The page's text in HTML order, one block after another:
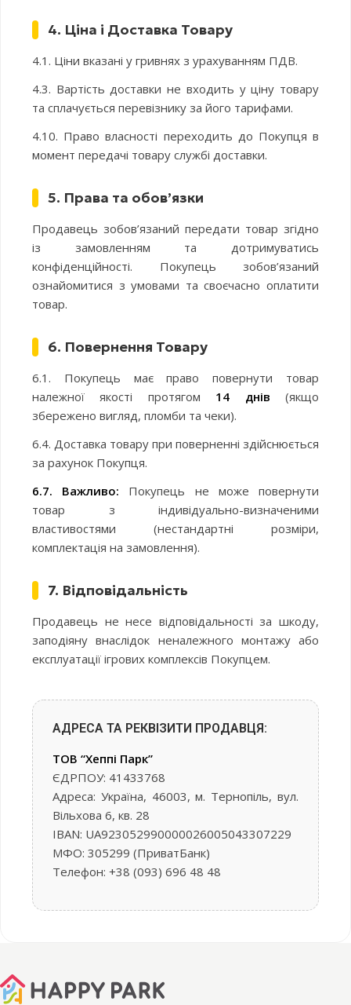
4. Ціна і Доставка Товару
4.1. Ціни вказані у гривнях з урахуванням ПДВ.
4.3. Вартість доставки не входить у ціну товару
та сплачується перевізнику за його тарифами.
4.10. Право власності переходить до Покупця в
момент передачі товару службі доставки.
5. Права та обов’язки
Продавець зобов’язаний передати товар згідно
із замовленням та дотримуватись
конфіденційності. Покупець зобов’язаний
ознайомитися з умовами та своєчасно оплатити
товар.
6. Повернення Товару
6.1. Покупець має право повернути товар
належної якості протягом 14 днів (якщо
збережено вигляд, пломби та чеки).
6.4. Доставка товару при поверненні здійснюється
за рахунок Покупця.
6.7. Важливо: Покупець не може повернути
товар з індивідуально-визначеними
властивостями (нестандартні розміри,
комплектація на замовлення).
7. Відповідальність
Продавець не несе відповідальності за шкоду,
заподіяну внаслідок неналежного монтажу або
експлуатації ігрових комплексів Покупцем.
АДРЕСА ТА РЕКВІЗИТИ ПРОДАВЦЯ:
ТОВ “Хеппі Парк”
ЄДРПОУ: 41433768
Адреса: Україна, 46003, м. Тернопіль, вул.
Вільхова 6, кв. 28
IBAN: UA923052990000026005043307229
МФО: 305299 (ПриватБанк)
Телефон: +38 (093) 696 48 48